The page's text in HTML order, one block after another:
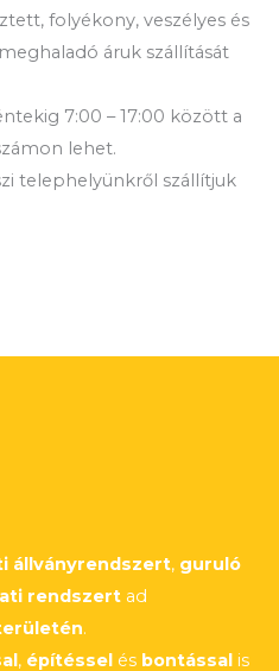
folyékony, veszélyes és
áruk szállítását
7:00 – 17:00 között a
lehet.
telephelyünkről szállítjuk
állványrendszert, guruló
rendszert ad
.
, építéssel és bontással is